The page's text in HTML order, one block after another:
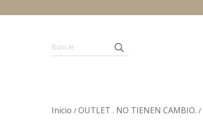
Inicio / OUTLET . NO TIENEN CAMBIO. /